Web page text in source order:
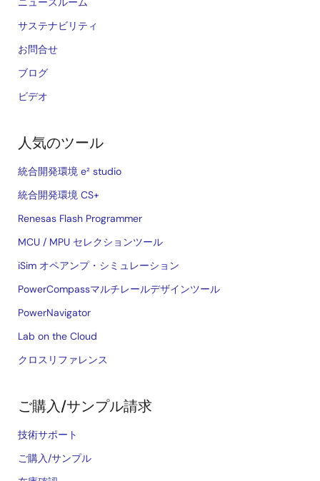
サステナビリティ
お問合せ
ブログ
ビデオ
人気のツール
統合開発環境 e² studio
統合開発環境 CS+
Renesas Flash Programmer
MCU / MPU セレクションツール
iSim オペアンプ・シミュレーション
PowerCompassマルチレールデザインツール
PowerNavigator
Lab on the Cloud
クロスリファレンス
ご購入/サンプル請求
技術サポート
ご購入/サンプル